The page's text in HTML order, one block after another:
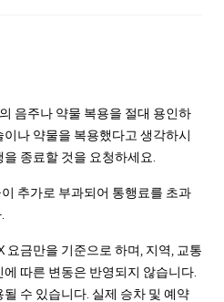
음주나 약물 복용을 절대 용인하
나 약물을 복용했다고 생각하시
종료할 것을 요청하세요.
추가로 부과되어 통행료를 초과
요금만을 기준으로 하며, 지역, 교통
따른 변동은 반영되지 않습니다.
수 있습니다. 실제 승차 및 예약